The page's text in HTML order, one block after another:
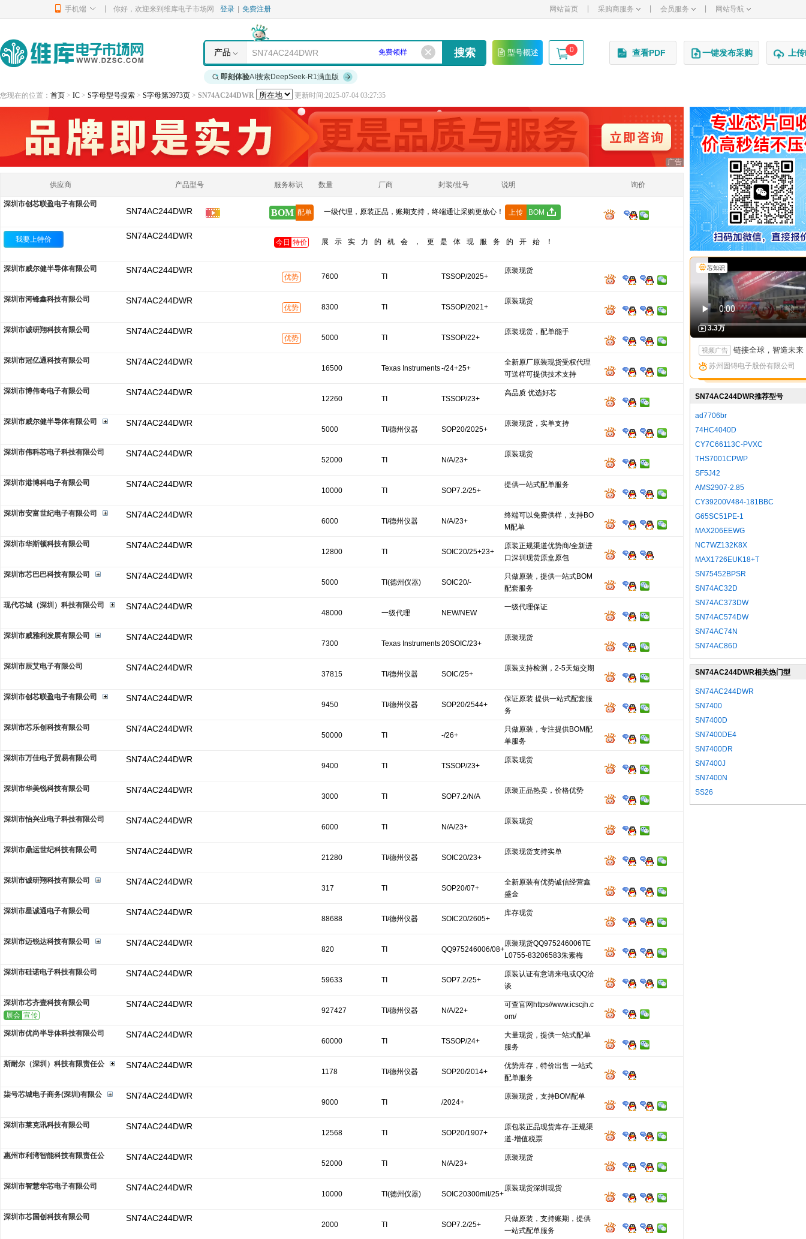
手机端 你好，欢迎来到维库电子市场网 登录 免费注册 网站首页 采购商服务 会员服务 网站导航
产品 免费领样 型号概述 0
即刻体验AI搜索DeepSeek-R1满血版
查看PDF 一键发布采购 上
您现在的位置： 首页 > IC > S字母型号搜索 > S字母第3973页 > SN74AC244DWR 更新时间:2025-07-04 03:27:35
广告
供应商 产品型号 服务标识 数量 厂商 封装/批号 说明 询价
深圳市创芯联盈电子有限公司
SN74AC244DWR BOM 配单 一级代理，原装正品，账期支持，终端通让采购更放心！ 上传 BOM
我要上特价 SN74AC244DWR
今日 特价 展示实力的机会，更是体现服务的开始！
深圳市威尔健半导体有限公司 SN74AC244DWR
优势 7600 TI TSSOP/2025+
原装现货
深圳市河锋鑫科技有限公司 SN74AC244DWR
优势 8300 TI TSSOP/2021+
原装现货
深圳市诚研翔科技有限公司 SN74AC244DWR
优势 5000 TI TSSOP/22+
原装现货，配单能手
深圳市冠亿通科技有限公司 SN74AC244DWR
16500 Texas Instruments-/24+25+
全新原厂原装现货受权代理
可送样可提供技术支持
深圳市博伟奇电子有限公司
SN74AC244DWR
12260 TI TSSOP/23+
高品质 优选好芯
深圳市威尔健半导体有限公司 SN74AC244DWR
5000 TI/德州仪器 SOP20/2025+
原装现货，实单支持
深圳市伟科芯电子科技有限公司 SN74AC244DWR
52000 TI N/A/23+
原装现货
深圳市港博科电子有限公司 SN74AC244DWR
10000 TI SOP7.2/25+
提供一站式配单服务
深圳市安富世纪电子有限公司 SN74AC244DWR
6000 TI/德州仪器 N/A/23+
终端可以免费供样，支持BO
M配单
深圳市华斯顿科技有限公司
SN74AC244DWR
12800 TI SOIC20/25+23+
原装正规渠道优势商/全新进
口深圳现货原盒原包
深圳市芯巴巴科技有限公司
SN74AC244DWR
5000 TI(德州仪器) SOIC20/-
只做原装，提供一站式BOM
配套服务
现代芯城（深圳）科技有限公司
SN74AC244DWR
48000 一级代理 NEW/NEW
一级代理保证
深圳市威雅利发展有限公司 SN74AC244DWR
7300 Texas Instruments20SOIC/23+
原装现货
深圳市辰艾电子有限公司 SN74AC244DWR
37815 TI/德州仪器 SOIC/25+
原装支持检测，2-5天短交期
深圳市创芯联盈电子有限公司 SN74AC244DWR
9450 TI/德州仪器 SOP20/2544+
保证原装 提供一站式配套服
务
深圳市芯乐创科技有限公司
SN74AC244DWR
50000 TI -/26+
只做原装，专注提供BOM配
单服务
深圳市万佳电子贸易有限公司
SN74AC244DWR
9400 TI TSSOP/23+
原装现货
深圳市华美锐科技有限公司 SN74AC244DWR
3000 TI SOP7.2/N/A
原装正品热卖，价格优势
深圳市怡兴业电子科技有限公司 SN74AC244DWR
6000 TI N/A/23+
原装现货
深圳市鼎运世纪科技有限公司 SN74AC244DWR
21280 TI/德州仪器 SOIC20/23+
原装现货支持实单
深圳市诚研翔科技有限公司 SN74AC244DWR
317 TI SOP20/07+
全新原装有优势诚信经营鑫
盛金
深圳市星诚通电子有限公司
SN74AC244DWR
88688 TI/德州仪器 SOIC20/2605+
库存现货
深圳市迈锐达科技有限公司 SN74AC244DWR
820 TI QQ975246006/08+
原装现货QQ975246006TE
L0755-83206583朱素梅
深圳市硅诺电子科技有限公司
SN74AC244DWR
59633 TI SOP7.2/25+
原装认证有意请来电或QQ洽
谈
深圳市芯齐壹科技有限公司
展会 宣传
SN74AC244DWR
927427 TI/德州仪器 N/A/22+
可查官网https//www.icscjh.c
om/
深圳市优尚半导体科技有限公司
SN74AC244DWR
60000 TI TSSOP/24+
大量现货，提供一站式配单
服务
斯耐尔（深圳）科技有限责任公
SN74AC244DWR
1178 TI/德州仪器 SOP20/2014+
优势库存，特价出售 一站式
配单服务
柒号芯城电子商务(深圳)有限公
SN74AC244DWR
9000 TI /2024+
原装现货，支持BOM配单
深圳市莱克讯科技有限公司 SN74AC244DWR
12568 TI SOP20/1907+
原包装正品现货库存-正规渠
道-增值税票
惠州市利湾智能科技有限责任公
SN74AC244DWR
52000 TI N/A/23+
原装现货
深圳市智慧华芯电子有限公司 SN74AC244DWR
10000 TI(德州仪器) SOIC20300mil/25+
原装现货深圳现货
深圳市芯国创科技有限公司 SN74AC244DWR
2000 TI SOP7.2/25+
只做原装，支持账期，提供
一站式配单服务
芯知识
3.3万
视频广告 链接全球，智造未来：苏州固锝以创新矩阵亮相国际高端产
苏州固锝电子股份有限公司
SN74AC244DWR推荐型号
ad7706br
74HC4040D
CY7C66113C-PVXC
THS7001CPWP
SF5J42
AMS2907-2.85
CY39200V484-181BBC
G65SC51PE-1
MAX206EEWG
NC7WZ132K8X
MAX1726EUK18+T
SN75452BPSR
SN74AC32D
SN74AC373DW
SN74AC574DW
SN74AC74N
SN74AC86D
SN74AC244DWR相关热门型
号
SN74AC244DWR
SN7400
SN7400D
SN7400DE4
SN7400DR
SN7400J
SN7400N
SS26